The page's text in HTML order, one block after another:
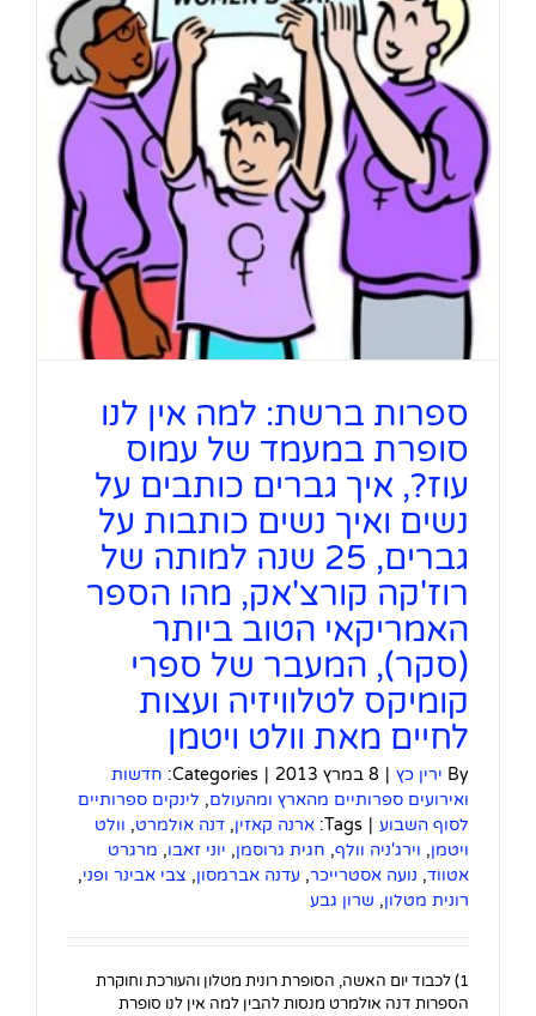
ספרות ברשת: למה אין לנו
סופרת במעמד של עמוס
עוז?, איך גברים כותבים על
נשים ואיך נשים כותבות על
גברים, 25 שנה למותה של
רוז'קה קורצ'אק, מהו הספר
האמריקאי הטוב ביותר
(סקר), המעבר של ספרי
קומיקס לטלוויזיה ועצות
לחיים מאת וולט ויטמן
By ירין כץ | 8 במרץ 2013 |
Categories: חדשות
ואירועים ספרותיים מהארץ ומהעולם, לינקים ספרותיים
לסוף השבוע |
Tags: ארנה קאזין, דנה אולמרט, וולט
ויטמן, וירג'ניה וולף, חגית גרוסמן, יוני זאבו, מרגרט
אטווד, נועה אסטרייכר, עדנה אברמסון, צבי אבינר ופני,
רונית מטלון, שרון גבע
1) לכבוד יום האשה, הסופרת רונית מטלון והעורכת וחוקרת
הספרות דנה אולמרט מנסות להבין למה אין לנו סופרת